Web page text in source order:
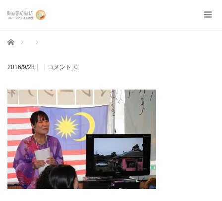
ホーム
2016/9/28 コメント: 0